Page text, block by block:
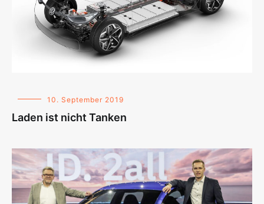
10. September 2019
Laden ist nicht Tanken